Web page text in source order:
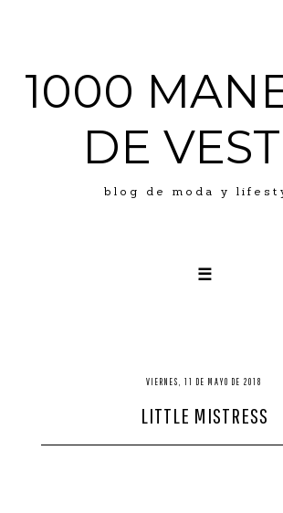
1000
DE
blog de moda y
☰
PRESS
CONTACTO
VIERNES, 11 DE MAYO DE 2018
LITTLE MISTRESS